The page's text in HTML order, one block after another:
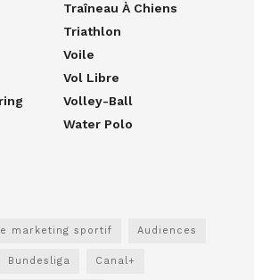
Traîneau À Chiens
Triathlon
Voile
Vol Libre
Volley-Ball
Water Polo
marketing sportif Audiences
Bundesliga Canal+